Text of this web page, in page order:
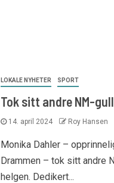
LOKALE NYHETER SPORT
Tok sitt andre NM-
14. april 2024 Roy Hansen
Monika Dahler –
Drammen – tok sitt andre
helgen. Dedikert...